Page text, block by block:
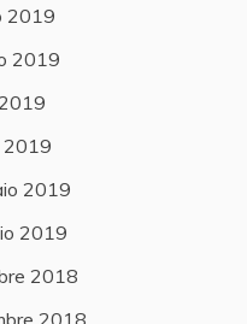
2019
2019
2019
2019
2019
2018
2018